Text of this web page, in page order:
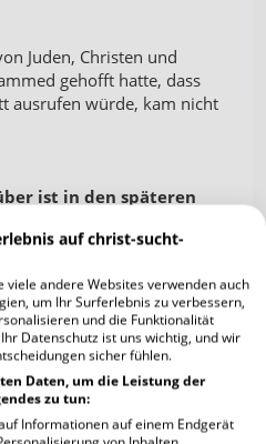
Juden, Christen und
gehofft hatte, dass
ausrufen würde, kam nicht
ist in den späteren
gegenüber
später inoffene
und 48,16 zeigen
die Heiden begonnen
zwischen
Die Religionsfreiheit,
wird, gehörte der
auf christ-sucht-
viele andere Websites verwenden auch
um Ihr Surferlebnis zu verbessern,
und die Funktionalität
Datenschutz ist uns wichtig, und wir
sicher fühlen.
Daten, um die Leistung der
zu tun:
Informationen auf einem Endgerät